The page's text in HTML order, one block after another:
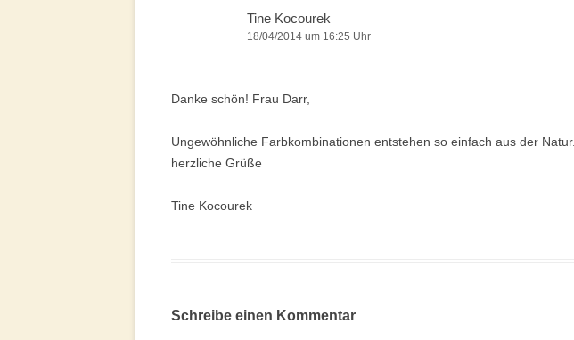
Tine Kocourek
18/04/2014 um 16:25 Uhr
Danke schön! Frau Darr,
Ungewöhnliche Farbkombinationen entstehen so einfach aus der Natur.
herzliche Grüße
Tine Kocourek
Schreibe einen Kommentar